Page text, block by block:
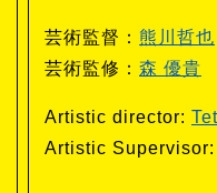
芸術監督： 熊川哲也
芸術監修： 森 優貴
Artistic director:
Artistic Supervisor: